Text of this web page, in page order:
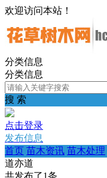
欢迎访问本站！
分类信息
分类信息
搜 索
点击登录
发布信息
首页 苗木资讯 苗木处理
道亦道
共发布了1条